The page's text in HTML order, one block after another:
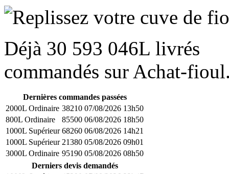
Déjà 30 593 046L livrés
commandés sur Achat-
Dernières commandes passées
2000L Ordinaire 38210 07/08/2026 13h50
800L Ordinaire
85500 06/08/2026 18h50
1000L Supérieur 68260 06/08/2026 14h21
1000L Supérieur 21380 05/08/2026 09h01
3000L Ordinaire 95190 05/08/2026 08h50
Derniers devis demandés